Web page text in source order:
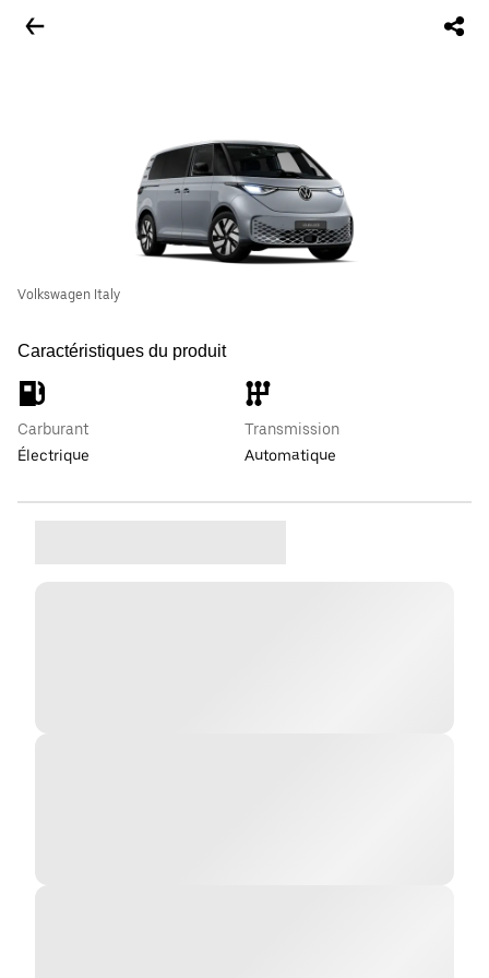
Volkswagen Italy
Caractéristiques du produit
Carburant
Électrique
Transmission
Automatique